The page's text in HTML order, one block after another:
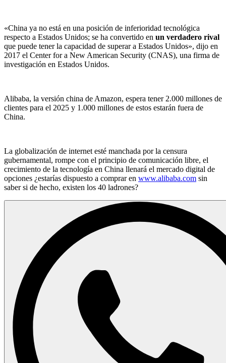
«China ya no está en una posición de inferioridad tecnológica
respecto a Estados Unidos; se ha convertido en un verdadero rival
que puede tener la capacidad de superar a Estados Unidos», dijo en
2017 el Center for a New American Security (CNAS), una firma de
investigación en Estados Unidos.
Alibaba, la versión china de Amazon, espera tener 2.000 millones de
clientes para el 2025 y 1.000 millones de estos estarán fuera de
China.
La globalización de internet esté manchada por la censura
gubernamental, rompe con el principio de comunicación libre, el
crecimiento de la tecnología en China llenará el mercado digital de
opciones ¿estarías dispuesto a comprar en www.alibaba.com sin
saber si de hecho, existen los 40 ladrones?